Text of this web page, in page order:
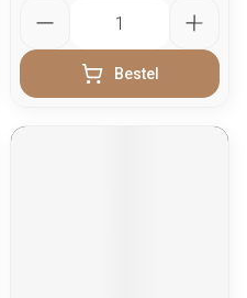
Bestel